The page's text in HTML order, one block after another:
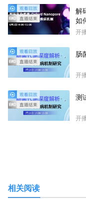
解
如
开
肠
开
测
开
相关阅读